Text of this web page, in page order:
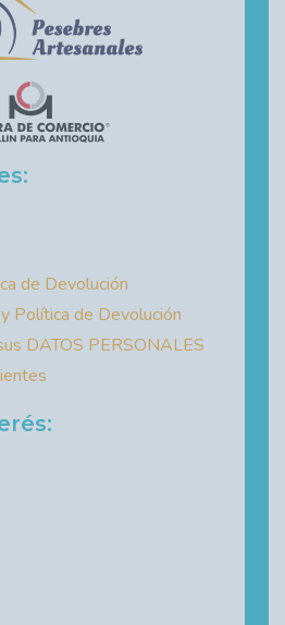
de Devolución
Política de Devolución
DATOS PERSONALES